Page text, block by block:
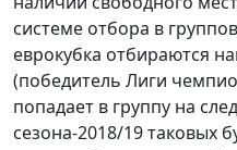
системе отбора в
еврокубка отбираются
(победитель Лиги
попадает в группу на
сезона-2018/19 таковых